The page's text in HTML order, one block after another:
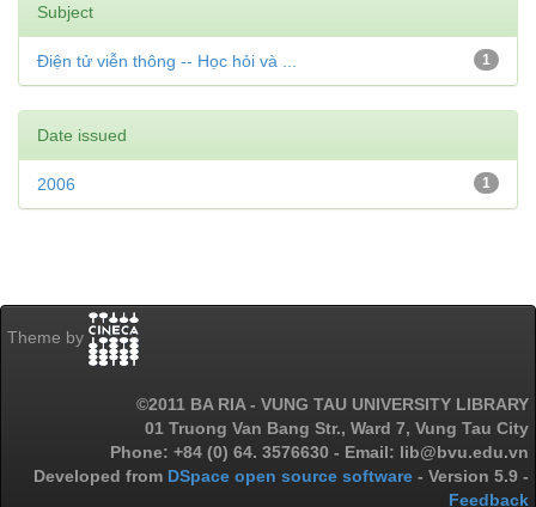
Subject
1
Điện tử viễn thông -- Học hỏi và ...
Date issued
1
2006
Theme by
©2011 BA RIA - VUNG TAU UNIVERSITY LIBRARY
01 Truong Van Bang Str., Ward 7, Vung Tau City
Phone: +84 (0) 64. 3576630 - Email: lib@bvu.edu.vn
Developed from DSpace open source software - Version 5.9 -
Feedback